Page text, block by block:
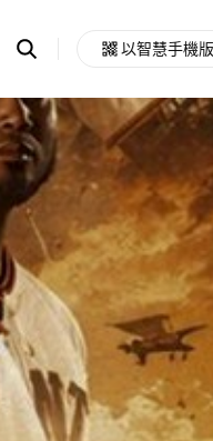
Search
OpenChats
messages
search
area
以智慧手機